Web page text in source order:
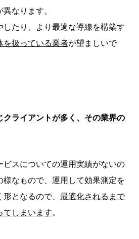
なります。
したり、より最適な導線を構築す
を扱っている業者が望ましいで
クライアントが多く、その業界の
ビスについての運用実績がないの
様なもので、運用して効果測定を
となるので、 最適化されるまで
てしまいます。